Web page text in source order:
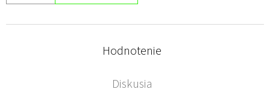
Hodnotenie
Diskusia